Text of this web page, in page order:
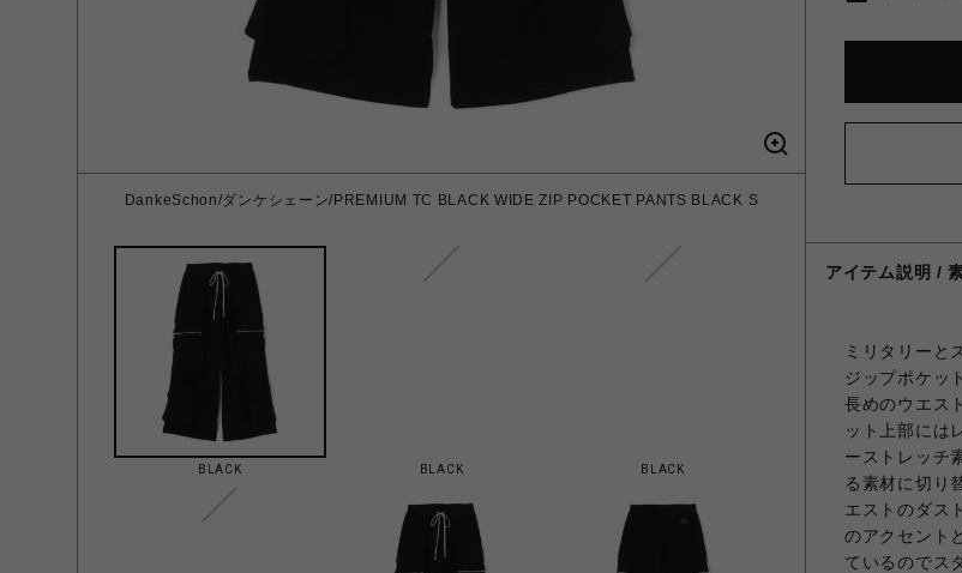
DankeSchon/ダンケシェーン/PREMIUM TC BLACK WIDE ZIP POCKET PANTS BLACK S
BLACK BLACK BLACK
アイテム説明 /
ミリタリーと
ジップポケッ
長めのウエス
ット上部には
ーストレッチ
る素材に切り
エストのダス
のアクセント
ているのでス